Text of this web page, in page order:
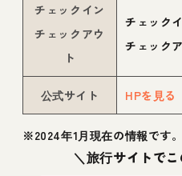
チェックイン
チェックアウ
ト
チェック
チェック
公式サイト HPを見る
※2024年1月現在の情報です。
＼旅行サイトで